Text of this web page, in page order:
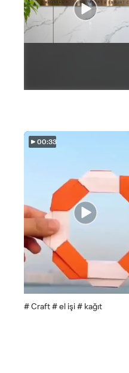
00:33
# Craft # el işi # kağıt